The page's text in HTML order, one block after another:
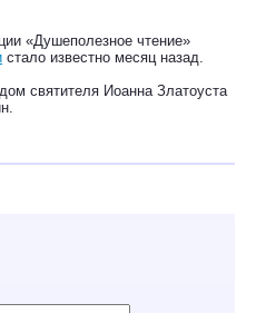
«Душеполезное чтение»
стало известно месяц назад.
святителя Иоанна Златоуста